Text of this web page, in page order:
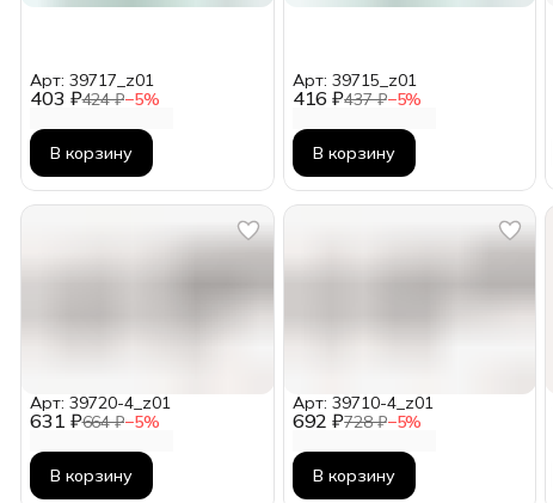
403 ₽424 ₽−5%
Арт: 39717_z01
В корзину
416 ₽437 ₽−5%
Арт: 39715_z01
В корзину
631 ₽664 ₽−5%
Арт: 39720-4_z01
В корзину
692 ₽728 ₽−5%
Арт: 39710-4_z01
В корзину